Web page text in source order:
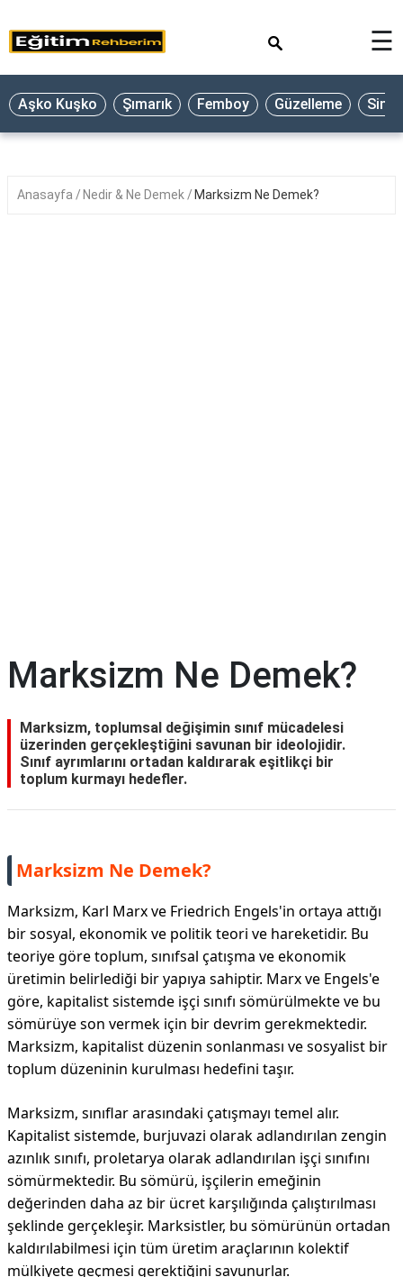
☰
Aşko Kuşko Şımarık Femboy Güzelleme
Anasayfa Nedir & Ne Demek Marksizm Ne Demek?
Marksizm Ne Demek?
Marksizm, toplumsal değişimin sınıf mücadelesi
üzerinden gerçekleştiğini savunan bir ideolojidir.
Sınıf ayrımlarını ortadan kaldırarak eşitlikçi bir
toplum kurmayı hedefler.
Marksizm Ne Demek?
Marksizm, Karl Marx ve Friedrich Engels'in ortaya attığı
bir sosyal, ekonomik ve politik teori ve hareketidir. Bu
teoriye göre toplum, sınıfsal çatışma ve ekonomik
üretimin belirlediği bir yapıya sahiptir. Marx ve Engels'e
göre, kapitalist sistemde işçi sınıfı sömürülmekte ve bu
sömürüye son vermek için bir devrim gerekmektedir.
Marksizm, kapitalist düzenin sonlanması ve sosyalist bir
toplum düzeninin kurulması hedefini taşır.
Marksizm, sınıflar arasındaki çatışmayı temel alır.
Kapitalist sistemde, burjuvazi olarak adlandırılan zengin
azınlık sınıfı, proletarya olarak adlandırılan işçi sınıfını
sömürmektedir. Bu sömürü, işçilerin emeğinin
değerinden daha az bir ücret karşılığında çalıştırılması
şeklinde gerçekleşir. Marksistler, bu sömürünün ortadan
kaldırılabilmesi için tüm üretim araçlarının kolektif
mülkiyete geçmesi gerektiğini savunurlar.